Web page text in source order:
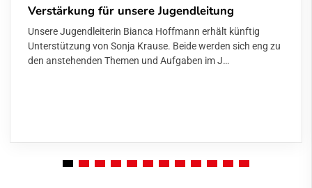
Verstärkung für unsere Jugendleitung
Unsere Jugendleiterin Bianca Hoffmann erhält künftig
Unterstützung von Sonja Krause. Beide werden sich eng zu
den anstehenden Themen und Aufgaben im J…